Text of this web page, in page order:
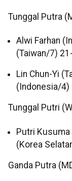
Tunggal Putra
Alwi Farhan
(Taiwan/7)
Lin Chun-Yi
(Indonesia/4)
Tunggal Putri
Putri
(Korea
Ganda Putra